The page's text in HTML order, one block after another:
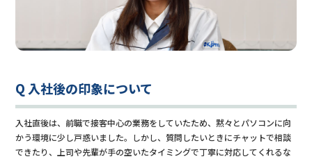
Q 入社後の印象について
入社直後は、前職で接客中心の業務をしていたため、黙々とパソコンに向
かう環境に少し戸惑いました。しかし、質問したいときにチャットで相談
できたり、上司や先輩が手の空いたタイミングで丁寧に対応してくれるな